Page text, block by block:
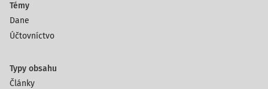
Témy
Dane
Účtovníctvo
Typy obsahu
Články